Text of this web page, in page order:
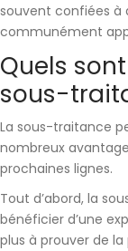
souvent confiées à
communément
Quels
sous-
La sous-traitance
nombreux
prochaines lignes.
Tout d’abord, la
bénéficier d’une
plus à prouver de